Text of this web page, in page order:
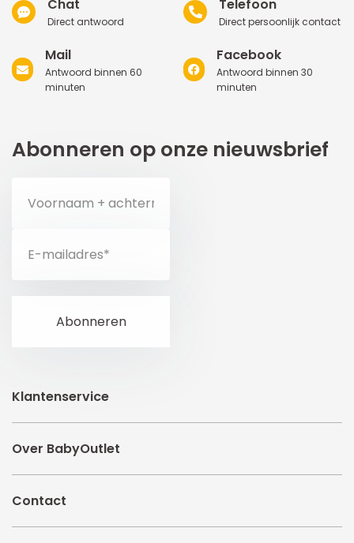
Chat
Direct antwoord
Telefoon
Direct persoonlijk contact
Mail
Antwoord binnen 60
minuten
Facebook
Antwoord binnen 30
minuten
Abonneren op onze nieuwsbrief
Klantenservice
Over BabyOutlet
Contact